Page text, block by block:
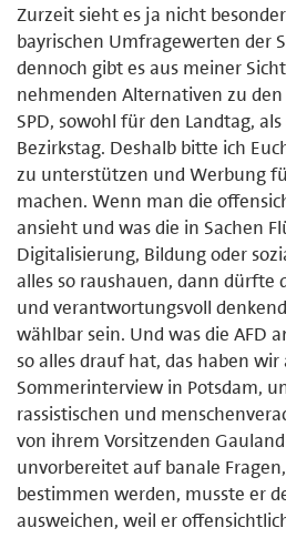
Zurzeit sieht es ja nicht
bayrischen Umfragewerten der
dennoch gibt es aus meiner
nehmenden Alternativen zu
SPD, sowohl für den Landtag,
Bezirkstag. Deshalb bitte ich
zu unterstützen und Werbung
machen. Wenn man die
ansieht und was die in Sachen
Digitalisierung, Bildung oder
alles so raushauen, dann
und verantwortungsvoll
wählbar sein. Und was die AFD
so alles drauf hat, das haben wir
Sommerinterview in Potsdam,
rassistischen und
von ihrem Vorsitzenden
unvorbereitet auf banale
bestimmen werden, musste er
ausweichen, weil er